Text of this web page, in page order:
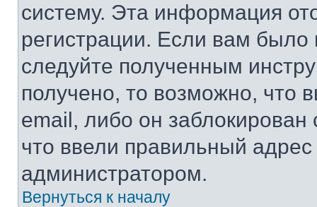
систему. Эта информация
регистрации. Если вам
следуйте полученным
получено, то возможно, что
email, либо он
что ввели правильный адрес
администратором.
Вернуться к началу